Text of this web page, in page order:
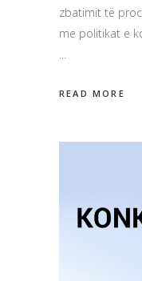
zbatimit të
me politikat e
READ MORE